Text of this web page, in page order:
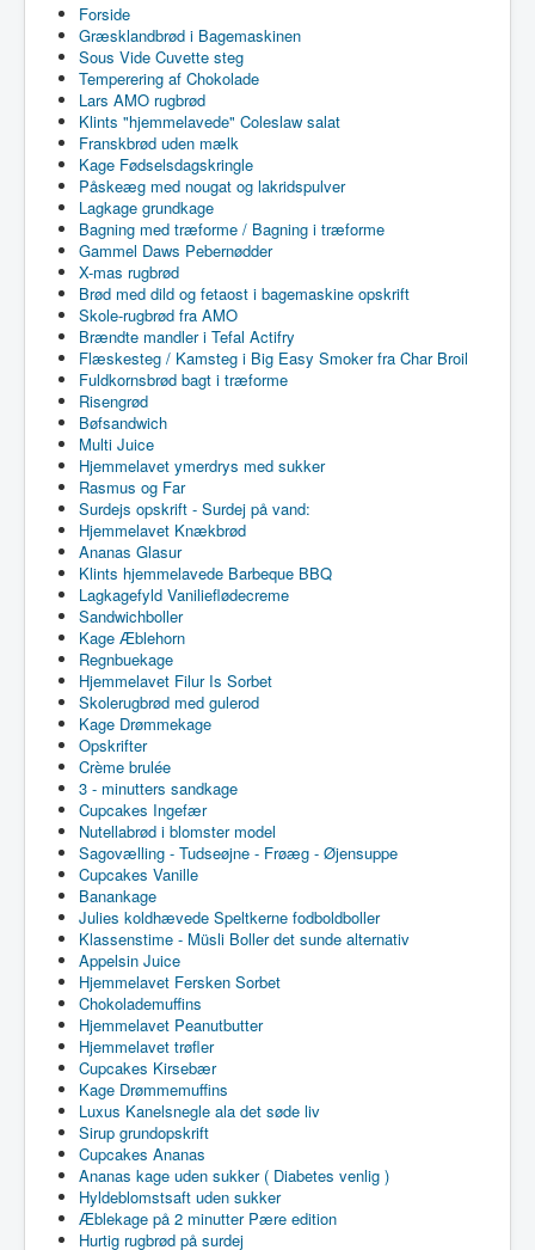
Forside
Græsklandbrød i Bagemaskinen
Sous Vide Cuvette steg
Temperering af Chokolade
Lars AMO rugbrød
Klints "hjemmelavede" Coleslaw salat
Franskbrød uden mælk
Kage Fødselsdagskringle
Påskeæg med nougat og lakridspulver
Lagkage grundkage
Bagning med træforme / Bagning i træforme
Gammel Daws Pebernødder
X-mas rugbrød
Brød med dild og fetaost i bagemaskine opskrift
Skole-rugbrød fra AMO
Brændte mandler i Tefal Actifry
Flæskesteg / Kamsteg i Big Easy Smoker fra Char Broil
Fuldkornsbrød bagt i træforme
Risengrød
Bøfsandwich
Multi Juice
Hjemmelavet ymerdrys med sukker
Rasmus og Far
Surdejs opskrift - Surdej på vand:
Hjemmelavet Knækbrød
Ananas Glasur
Klints hjemmelavede Barbeque BBQ
Lagkagefyld Vanilieflødecreme
Sandwichboller
Kage Æblehorn
Regnbuekage
Hjemmelavet Filur Is Sorbet
Skolerugbrød med gulerod
Kage Drømmekage
Opskrifter
Crème brulée
3 - minutters sandkage
Cupcakes Ingefær
Nutellabrød i blomster model
Sagovælling - Tudseøjne - Frøæg - Øjensuppe
Cupcakes Vanille
Banankage
Julies koldhævede Speltkerne fodboldboller
Klassenstime - Müsli Boller det sunde alternativ
Appelsin Juice
Hjemmelavet Fersken Sorbet
Chokolademuffins
Hjemmelavet Peanutbutter
Hjemmelavet trøfler
Cupcakes Kirsebær
Kage Drømmemuffins
Luxus Kanelsnegle ala det søde liv
Sirup grundopskrift
Cupcakes Ananas
Ananas kage uden sukker ( Diabetes venlig )
Hyldeblomstsaft uden sukker
Æblekage på 2 minutter Pære edition
Hurtig rugbrød på surdej